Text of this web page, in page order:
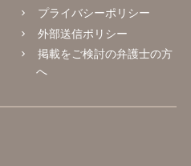
プライバシーポリシー
外部送信ポリシー
掲載をご検討の弁護士の方
へ